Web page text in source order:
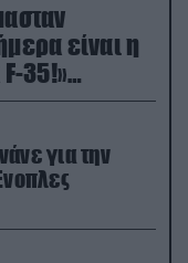
είναι η
35!»
για την